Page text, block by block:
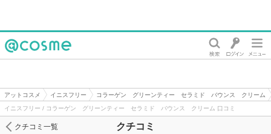
アットコスメ イニスフリー
コラーゲン グリーンティー セラミド バウンス クリーム
イニスフリー / コラーゲン グリーンティー セラミド バウンス クリーム 口コミ
クチコミ
クチコミ一覧